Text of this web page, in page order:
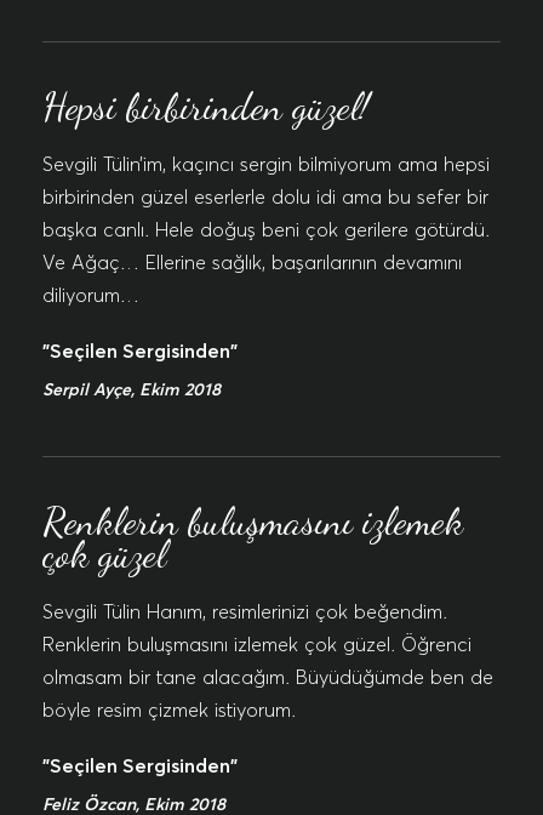
Hepsi birbirinden güzel!
Sevgili Tülin’im, kaçıncı sergin bilmiyorum ama hepsi
birbirinden güzel eserlerle dolu idi ama bu sefer bir
başka canlı. Hele doğuş beni çok gerilere götürdü.
Ve Ağaç… Ellerine sağlık, başarılarının devamını
diliyorum…
"Seçilen Sergisinden"
Serpil Ayçe, Ekim 2018
Renklerin buluşmasını izlemek
çok güzel
Sevgili Tülin Hanım, resimlerinizi çok beğendim.
Renklerin buluşmasını izlemek çok güzel. Öğrenci
olmasam bir tane alacağım. Büyüdüğümde ben de
böyle resim çizmek istiyorum.
"Seçilen Sergisinden"
Feliz Özcan, Ekim 2018